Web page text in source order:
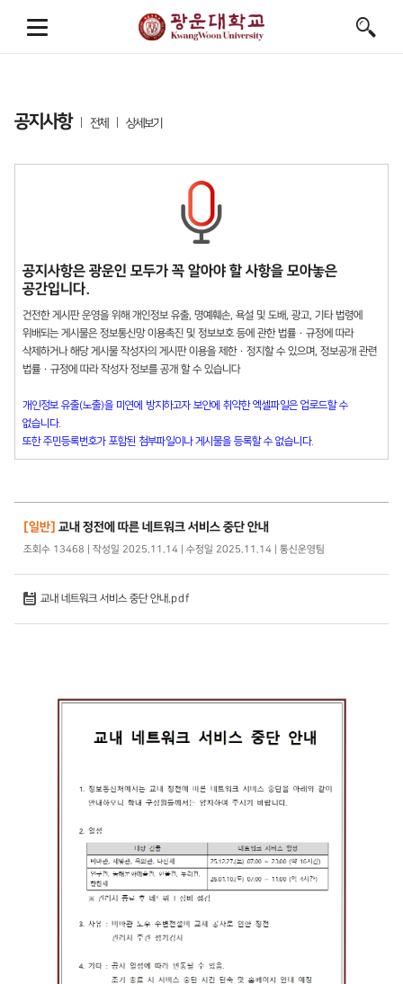
공지사항 전체 상세보기
공지사항은 광운인 모두가 꼭 알아야 할 사항을 모아놓은
공간입니다.
건전한 게시판 운영을 위해 개인정보 유출, 명예훼손, 욕설 및 도배, 광고, 기타 법령에
위배되는 게시물은 정보통신망 이용촉진 및 정보보호 등에 관한 법률 · 규정에 따라
삭제하거나 해당 게시물 작성자의 게시판 이용을 제한 · 정지할 수 있으며, 정보공개 관련
법률 · 규정에 따라 작성자 정보를 공개 할 수 있습니다
개인정보 유출(노출)을 미연에 방지하고자 보안에 취약한 엑셀파일은 업로드할 수
없습니다.
또한 주민등록번호가 포함된 첨부파일이나 게시물을 등록할 수 없습니다.
[일반] 교내 정전에 따른 네트워크 서비스 중단 안내
조회수 13468 | 작성일 2025.11.14 | 수정일 2025.11.14 | 통신운영팀
교내 네트워크 서비스 중단 안내.pdf